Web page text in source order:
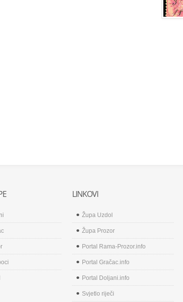
LINKOVI
Župa Uzdol
Župa Prozor
Portal Rama-Prozor.info
Portal Gračac.info
Portal Doljani.info
Svjetlo riječi